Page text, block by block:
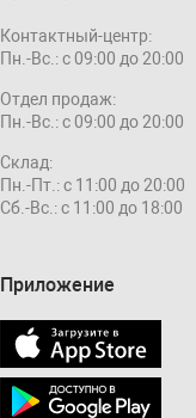
Контактный-центр:
Пн.-Вс.: с 09:00 до 20:00
Отдел продаж:
Пн.-Вс.: с 09:00 до 20:00
Склад:
Пн.-Пт.: с 11:00 до 20:00
Сб.-Вс.: с 11:00 до 18:00
Приложение